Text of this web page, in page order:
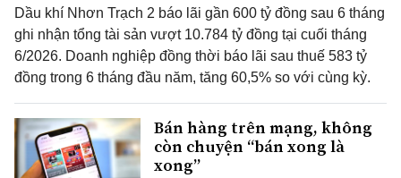
Dầu khí Nhơn Trạch 2 báo lãi gần 600 tỷ đồng sau 6 tháng
ghi nhận tổng tài sản vượt 10.784 tỷ đồng tại cuối tháng
6/2026. Doanh nghiệp đồng thời báo lãi sau thuế 583 tỷ
đồng trong 6 tháng đầu năm, tăng 60,5% so với cùng kỳ.
Bán hàng trên mạng, không
còn chuyện “bán xong là
xong”